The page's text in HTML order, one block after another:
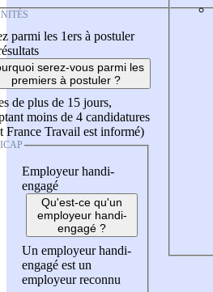
parmi les 1ers à postuler
serez-vous parmi les
premiers à postuler ?
de plus de 15 jours,
moins de 4 candidatures
France Travail est informé)
Employeur handi-
engagé
Qu'est-ce qu'un
employeur handi-
engagé ?
Un employeur handi-
engagé est un
employeur reconnu